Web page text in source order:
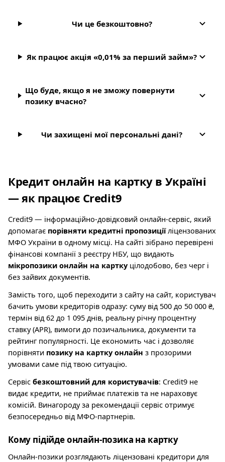
Чи це безкоштовно?
Як працює акція «0,01% за перший займ»?
Що буде, якщо я не зможу повернути
позику вчасно?
Чи захищені мої персональні дані?
Кредит онлайн на картку в Україні
— як працює Credit9
Credit9 — інформаційно-довідковий онлайн-сервіс, який
допомагає порівняти кредитні пропозиціїліцензованих
МФО України в одному місці. На сайті зібрано перевірені
фінансові компанії з реєстру НБУ, що видають
мікропозики онлайн на картку цілодобово, без черг і
без зайвих документів.
Замість того, щоб переходити з сайту на сайт, користувач
бачить умови кредиторів одразу: суму від 500 до 50 000 ₴,
термін від 62 до 1 095 днів, реальну річну процентну
ставку (APR), вимоги до позичальника, документи та
рейтинг популярності. Це економить час і дозволяє
порівняти позику на картку онлайн з прозорими
умовами саме під твою ситуацію.
Сервіс безкоштовний для користувачів: Credit9 не
видає кредити, не приймає платежів та не нараховує
комісій. Винагороду за рекомендації сервіс отримує
безпосередньо від МФО-партнерів.
Кому підійде онлайн-позика на картку
Онлайн-позики розглядають ліцензовані кредитори для